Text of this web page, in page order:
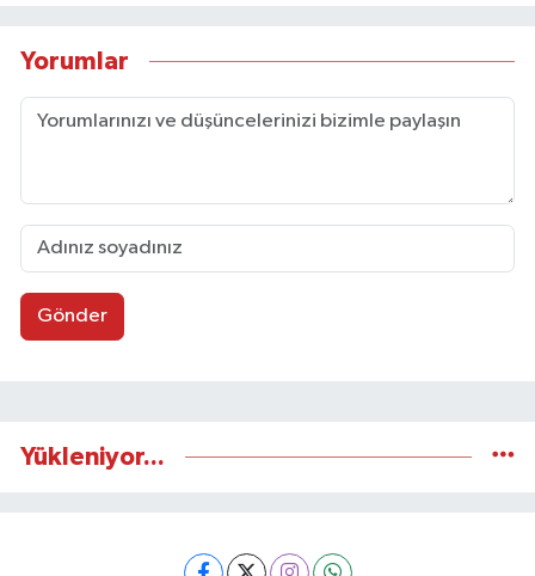
Yorumlar
Gönder
Yükleniyor...